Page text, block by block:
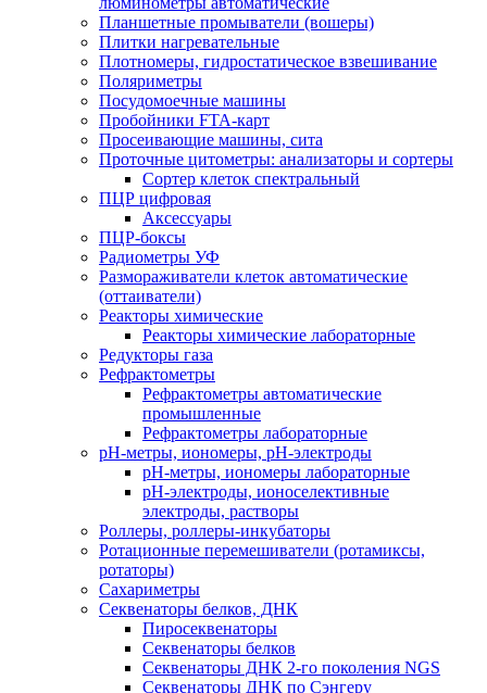
Планшетные промыватели (вошеры)
Плитки нагревательные
Плотномеры, гидростатическое взвешивание
Поляриметры
Посудомоечные машины
Пробойники FTA-карт
Просеивающие машины, сита
Проточные цитометры: анализаторы и сортеры
Сортер клеток спектральный
ПЦР цифровая
Аксессуары
ПЦР-боксы
Радиометры УФ
Размораживатели клеток автоматические
(оттаиватели)
Реакторы химические
Реакторы химические лабораторные
Редукторы газа
Рефрактометры
Рефрактометры автоматические
промышленные
Рефрактометры лабораторные
рН-метры, иономеры, рН-электроды
рН-метры, иономеры лабораторные
рН-электроды, ионоселективные
электроды, растворы
Роллеры, роллеры-инкубаторы
Ротационные перемешиватели (ротамиксы,
ротаторы)
Сахариметры
Секвенаторы белков, ДНК
Пиросеквенаторы
Секвенаторы белков
Секвенаторы ДНК 2-го поколения NGS
Секвенаторы ДНК по Сэнгеру